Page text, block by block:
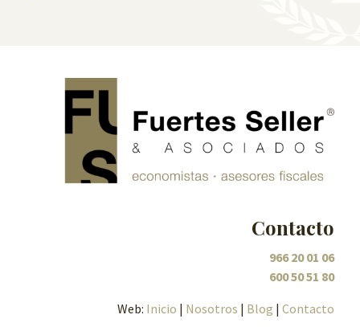
Contacto
966 20 01 06
600 50 51 80
Web: Inicio | Nosotros | Blog | Contacto